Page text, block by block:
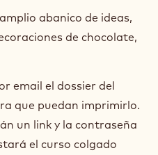
abanico de ideas,
de chocolate,
email el dossier del
que puedan imprimirlo.
un link y la contraseña
el curso colgado